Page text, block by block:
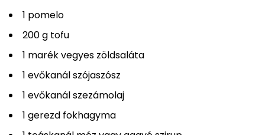
1 pomelo
200 g tofu
1 marék vegyes zöldsaláta
1 evőkanál szójaszósz
1 evőkanál szezámolaj
1 gerezd fokhagyma